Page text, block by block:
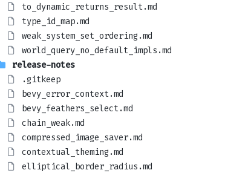
to_dynamic_returns_result.md
type_id_map.md
weak_system_set_ordering.md
world_query_no_default_impls.md
release-notes
.gitkeep
bevy_error_context.md
bevy_feathers_select.md
chain_weak.md
compressed_image_saver.md
contextual_theming.md
elliptical_border_radius.md